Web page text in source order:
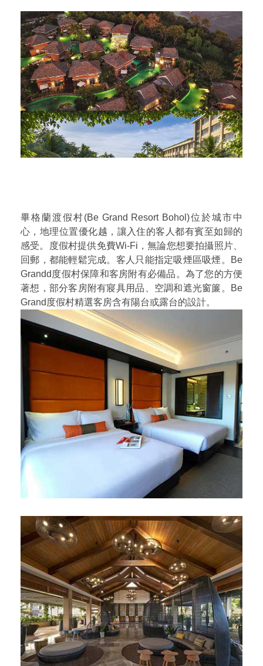
畢格蘭渡假村(Be Grand Resort Bohol)位於城市中
心，地理位置優化越，讓入住的客人都有賓至如歸的
感受。度假村提供免費Wi-Fi，無論您想要拍攝照片、
回郵，都能輕鬆完成。客人只能指定吸煙區吸煙。Be
Grandd度假村保障和客房附有必備品。為了您的方便
著想，部分客房附有寢具用品、空調和遮光窗簾。Be
Grand度假村精選客房含有陽台或露台的設計。